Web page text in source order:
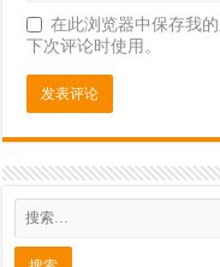
在此浏览器中保存我
下次评论时使用。